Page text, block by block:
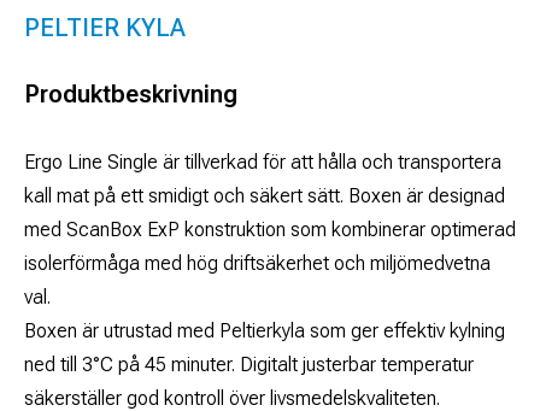
PELTIER KYLA
Produktbeskrivning
Ergo Line Single är tillverkad för att hålla och transportera
kall mat på ett smidigt och säkert sätt. Boxen är designad
med ScanBox ExP konstruktion som kombinerar optimerad
isolerförmåga med hög driftsäkerhet och miljömedvetna
val.
Boxen är utrustad med Peltierkyla som ger effektiv kylning
ned till 3°C på 45 minuter. Digitalt justerbar temperatur
säkerställer god kontroll över livsmedelskvaliteten.